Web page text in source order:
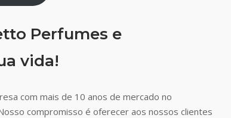
Perfumes e
vida!
com mais de 10 anos de mercado no
compromisso é oferecer aos nossos clientes